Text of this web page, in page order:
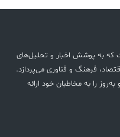
که به پوشش اخبار و تحلیل‌های
فرهنگ و فناوری می‌پردازد.
را به مخاطبان خود ارائه